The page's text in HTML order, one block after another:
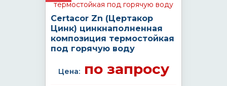
Certacor Zn (Цертакор
Цинк) цинкнаполненная
композиция термостойкая
под горячую воду
Цена:по запросу